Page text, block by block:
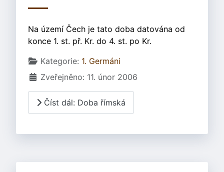
Na území Čech je tato doba datována od
konce 1. st. př. Kr. do 4. st. po Kr.
Základní údaje
Kategorie: 1. Germáni
Zveřejněno: 11. únor 2006
Číst dál: Doba římská